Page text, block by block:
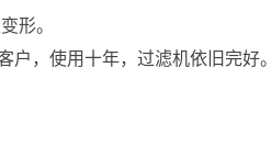
形。
，使用十年，过滤机依旧完好。